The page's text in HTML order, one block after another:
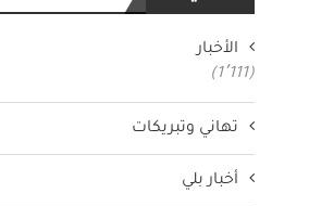
الأخبار
(1٬111)
تهاني وتبريكات
أخبار بلي